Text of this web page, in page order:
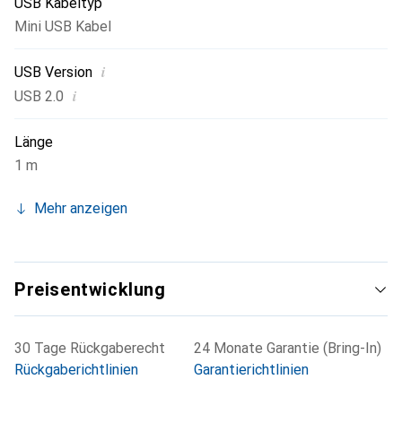
eine sichere Verbindung.
Mini USB Kabel
USB Version i
USB 2.0 i
Länge
1 m
Mehr anzeigen
Preisentwicklung
30 Tage Rückgaberecht
Rückgaberichtlinien
24 Monate Garantie (Bring-In)
Garantierichtlinien